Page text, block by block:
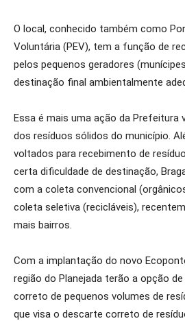
O local, conhecido também como
Voluntária (PEV), tem a função de
pelos pequenos geradores
destinação final ambientalmente
Essa é mais uma ação da Prefeitura
dos resíduos sólidos do município.
voltados para recebimento de
certa dificuldade de destinação,
com a coleta convencional
coleta seletiva (recicláveis),
mais bairros.
Com a implantação do novo
região do Planejada terão a opção
correto de pequenos volumes de
que visa o descarte correto de